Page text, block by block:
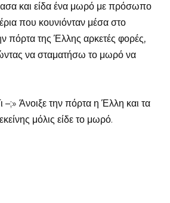
και είδα ένα μωρό με πρόσωπο
που κουνιόνταν μέσα στο
πόρτα της Έλλης αρκετές φορές,
να σταματήσω το μωρό να
–;» Άνοιξε την πόρτα η Έλλη και τα
μόλις είδε το μωρό.